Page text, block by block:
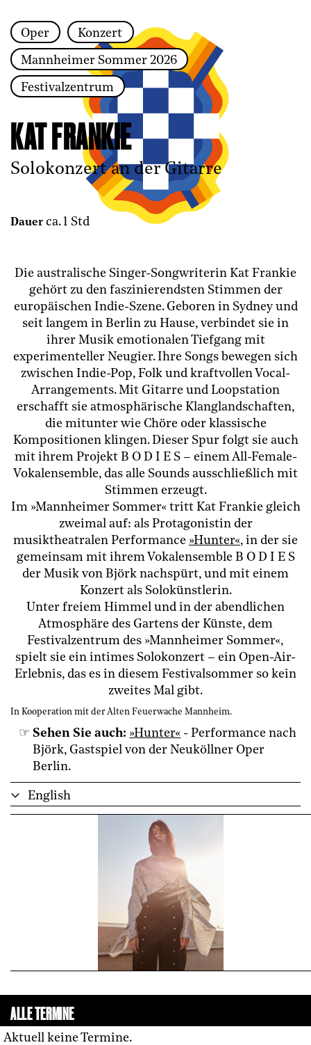
Zur Hauptnavigation springen
Zum Hauptinhalt springen Zum Footer springen
Oper Konzert
Mannheimer Sommer 2026
Festivalzentrum
KAT FRANKIE
Solokonzert an der Gitarre
Dauer ca. 1 Std
Die australische Singer-Songwriterin Kat Frankie
gehört zu den faszinierendsten Stimmen der
europäischen Indie-Szene. Geboren in Sydney und
seit langem in Berlin zu Hause, verbindet sie in
ihrer Musik emotionalen Tiefgang mit
experimenteller Neugier. Ihre Songs bewegen sich
zwischen Indie-Pop, Folk und kraftvollen Vocal-
Arrangements. Mit Gitarre und Loopstation
erschafft sie atmosphärische Klanglandschaften,
die mitunter wie Chöre oder klassische
Kompositionen klingen. Dieser Spur folgt sie auch
mit ihrem Projekt B O D I E S – einem All-Female-
Vokalensemble, das alle Sounds ausschließlich mit
Stimmen erzeugt.
Im »Mannheimer Sommer« tritt Kat Frankie gleich
zweimal auf: als Protagonistin der
musiktheatralen Performance »Hunter«, in der sie
gemeinsam mit ihrem Vokalensemble B O D I E S
der Musik von Björk nachspürt, und mit einem
Konzert als Solokünstlerin.
Unter freiem Himmel und in der abendlichen
Atmosphäre des Gartens der Künste, dem
Festivalzentrum des »Mannheimer Sommer«,
spielt sie ein intimes Solokonzert – ein Open-Air-
Erlebnis, das es in diesem Festivalsommer so kein
zweites Mal gibt.
In Kooperation mit der Alten Feuerwache Mannheim.
Sehen Sie auch: »Hunter« - Performance nach
Björk, Gastspiel von der Neuköllner Oper
Berlin.
English
ALLE TERMINE
Aktuell keine Termine.